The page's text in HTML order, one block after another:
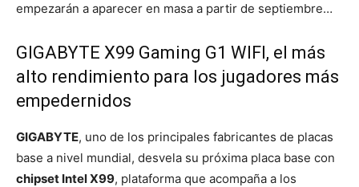
empezarán a aparecer en masa a partir de septiembre…
GIGABYTE X99 Gaming G1 WIFI, el más
alto rendimiento para los jugadores más
empedernidos
GIGABYTE, uno de los principales fabricantes de placas
base a nivel mundial, desvela su próxima placa base con
chipset Intel X99, plataforma que acompaña a los